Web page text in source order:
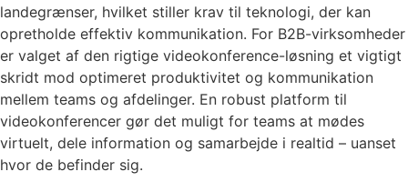
landegrænser, hvilket stiller krav til teknologi, der kan
opretholde effektiv kommunikation. For B2B-virksomheder
er valget af den rigtige videokonference-løsning et vigtigt
skridt mod optimeret produktivitet og kommunikation
mellem teams og afdelinger. En robust platform til
videokonferencer gør det muligt for teams at mødes
virtuelt, dele information og samarbejde i realtid – uanset
hvor de befinder sig.